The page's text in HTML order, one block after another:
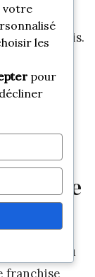
précis.
un
comme
fois
réflexe
a du
franchise
votre
les
pour